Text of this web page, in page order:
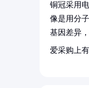
铜冠采用
像是用分
基因差异
爱采购上